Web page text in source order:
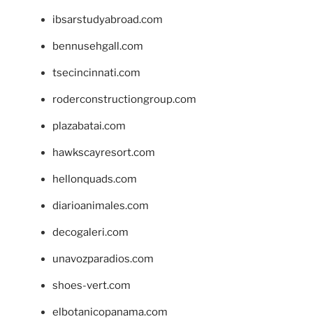
ibsarstudyabroad.com
bennusehgall.com
tsecincinnati.com
roderconstructiongroup.com
plazabatai.com
hawkscayresort.com
hellonquads.com
diarioanimales.com
decogaleri.com
unavozparadios.com
shoes-vert.com
elbotanicopanama.com